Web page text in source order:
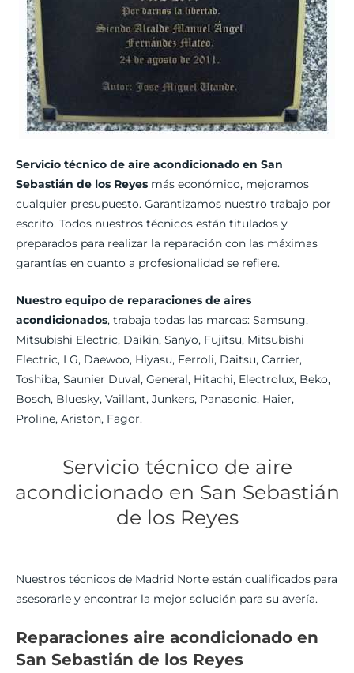
Servicio técnico de aire acondicionado en San
Sebastián de los Reyes más económico, mejoramos
cualquier presupuesto. Garantizamos nuestro trabajo por
escrito. Todos nuestros técnicos están titulados y
preparados para realizar la reparación con las máximas
garantías en cuanto a profesionalidad se refiere.
Nuestro equipo de reparaciones de aires
acondicionados, trabaja todas las marcas: Samsung,
Mitsubishi Electric, Daikin, Sanyo, Fujitsu, Mitsubishi
Electric, LG, Daewoo, Hiyasu, Ferroli, Daitsu, Carrier,
Toshiba, Saunier Duval, General, Hitachi, Electrolux, Beko,
Bosch, Bluesky, Vaillant, Junkers, Panasonic, Haier,
Proline, Ariston, Fagor.
Servicio técnico de aire
acondicionado en San Sebastián
de los Reyes
Nuestros técnicos de Madrid Norte están cualificados para
asesorarle y encontrar la mejor solución para su avería.
Reparaciones aire acondicionado en
San Sebastián de los Reyes